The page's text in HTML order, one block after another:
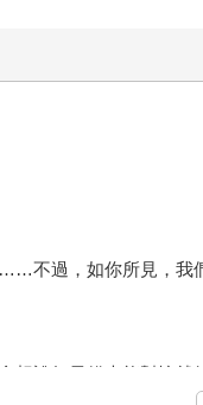
不過，如你所見，我
想說如果貓也能幫忙就